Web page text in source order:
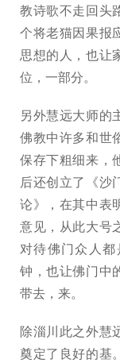
教诗歌不走回头
个将老猫因果报
思想的人，也让
位，一部分。
另外慧远大师的
佛教中许多和世
保存下粗细来，
后还创立了《沙
论》，在其中表
意见，从此大号
对待佛门众人
钟，也让佛门中
带去，来。
除淄川此之外慧
奠定了良好的基